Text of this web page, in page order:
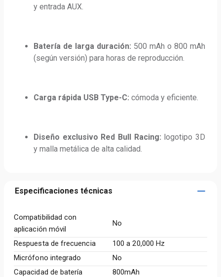
y entrada AUX.
Batería de larga duración: 500 mAh o 800 mAh
(según versión) para horas de reproducción.
Carga rápida USB Type-C: cómoda y eficiente.
Diseño exclusivo Red Bull Racing: logotipo 3D
y malla metálica de alta calidad.
Especificaciones técnicas
Compatibilidad con
aplicación móvil
No
Respuesta de frecuencia
100 a 20,000 Hz
Micrófono integrado
No
Capacidad de batería
800mAh